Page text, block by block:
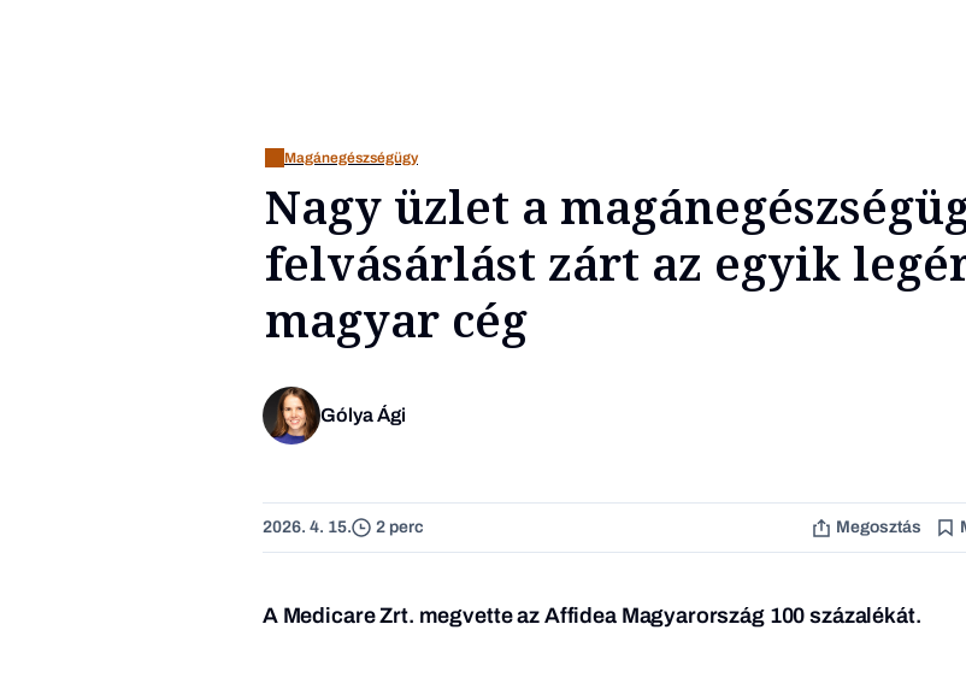
Magánegészségügy
Nagy üzlet a
felvásárlást zárt az egyik
magyar cég
Gólya Ági
2026. 4. 15. 2 perc Megosztás
A Medicare Zrt. megvette az Affidea Magyarország 100 százalékát.